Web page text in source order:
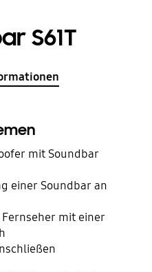
S61T
mit Soundbar
einer Soundbar an
mit einer